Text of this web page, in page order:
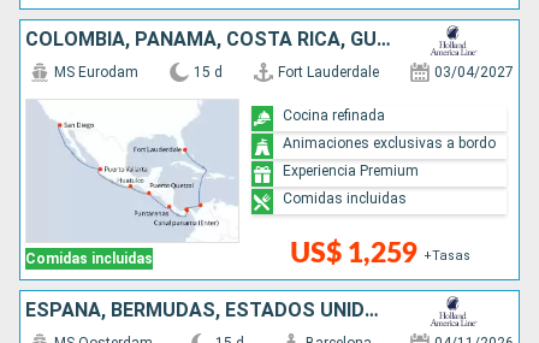
COLOMBIA, PANAMÁ, COSTA RICA, GUATEMALA, MÉXICO, ESTADOS UNIDOS
Comidas incluidas
MS Eurodam 15 d Fort Lauderdale 03/04/2027
US$ 1,259 +Tasas
Cocina refinada
Animaciones exclusivas a bordo
Experiencia Premium
Comidas incluidas
ESPAÑA, BERMUDAS, ESTADOS UNIDOS